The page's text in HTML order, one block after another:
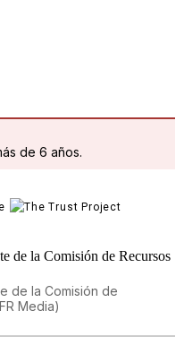
de 6 años.
de la Comisión de
Media)